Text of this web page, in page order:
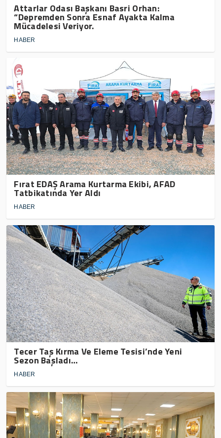
Attarlar Odası Başkanı Basri Orhan:
“Depremden Sonra Esnaf Ayakta Kalma
Mücadelesi Veriyor.
HABER
Fırat EDAŞ Arama Kurtarma Ekibi, AFAD
Tatbikatında Yer Aldı
HABER
Tecer Taş Kırma Ve Eleme Tesisi’nde Yeni
Sezon Başladı…
HABER